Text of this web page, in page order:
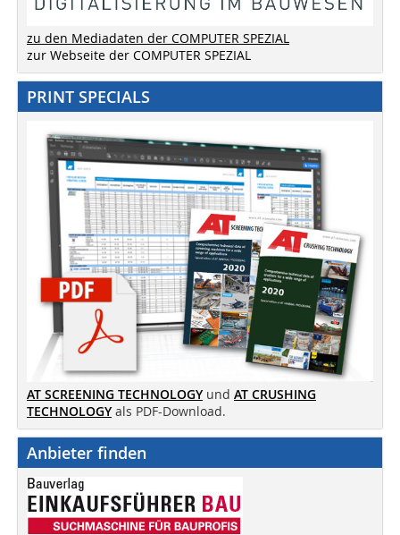
zu den Mediadaten der COMPUTER SPEZIAL
zur Webseite der COMPUTER SPEZIAL
PRINT SPECIALS
AT SCREENING TECHNOLOGY und AT CRUSHING
TECHNOLOGY als PDF-Download.
Anbieter finden